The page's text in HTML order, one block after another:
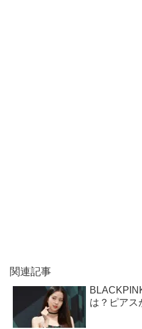
関連記事
は？ピアス